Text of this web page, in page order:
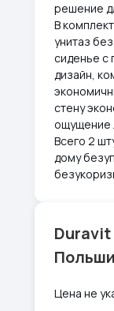
решение
В
унитаз
сиденье с
дизайн,
стену
ощущение
Всего 2
дому
Duravit
Польши
Цена не